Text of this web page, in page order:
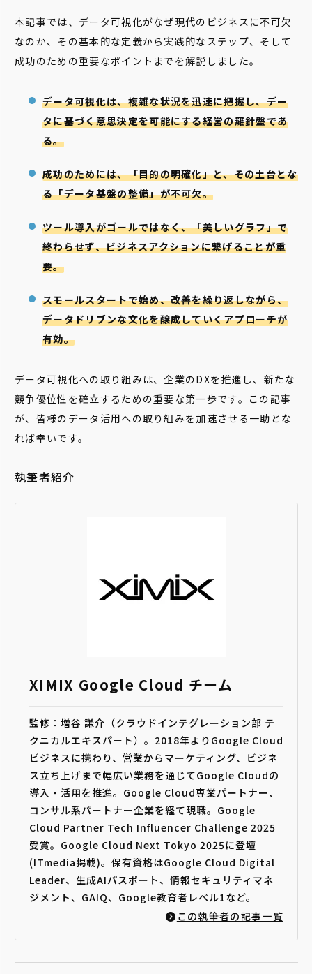
本記事では、データ可視化がなぜ現代のビジネスに不可欠
なのか、その基本的な定義から実践的なステップ、そして
成功のための重要なポイントまでを解説しました。
データ可視化は、複雑な状況を迅速に把握し、デー
タに基づく意思決定を可能にする経営の羅針盤であ
る。
成功のためには、「目的の明確化」と、その土台とな
る「データ基盤の整備」が不可欠。
ツール導入がゴールではなく、「美しいグラフ」で
終わらせず、ビジネスアクションに繋げることが重
要。
スモールスタートで始め、改善を繰り返しながら、
データドリブンな文化を醸成していくアプローチが
有効。
データ可視化への取り組みは、企業のDXを推進し、新たな
競争優位性を確立するための重要な第一歩です。この記事
が、皆様のデータ活用への取り組みを加速させる一助とな
れば幸いです。
執筆者紹介
XIMIX Google Cloud チーム
監修：増谷 謙介（クラウドインテグレーション部 テ
クニカルエキスパート）。2018年よりGoogle Cloud
ビジネスに携わり、営業からマーケティング、ビジネ
ス立ち上げまで幅広い業務を通じてGoogle Cloudの
導入・活用を推進。Google Cloud専業パートナー、
コンサル系パートナー企業を経て現職。Google
Cloud Partner Tech Influencer Challenge 2025
受賞。Google Cloud Next Tokyo 2025に登壇
(ITmedia掲載)。保有資格はGoogle Cloud Digital
Leader、生成AIパスポート、情報セキュリティマネ
ジメント、GAIQ、Google教育者レベル1など。
この執筆者の記事一覧